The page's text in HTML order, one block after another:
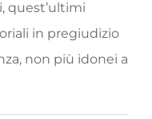
quest’ultimi
in pregiudizio
non più idonei a